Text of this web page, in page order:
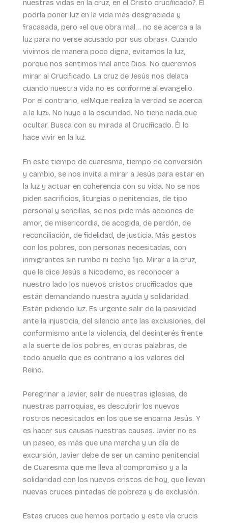
nuestras vidas en la cruz, en el Cristo crucificado?. Él
podría poner luz en la vida más desgraciada y
fracasada, pero «el que obra mal… no se acerca a la
luz para no verse acusado por sus obras». Cuando
vivimos de manera poco digna, evitamos la luz,
porque nos sentimos mal ante Dios. No queremos
mirar al Crucificado. La cruz de Jesús nos delata
cuando nuestra vida no es conforme al evangelio.
Por el contrario, «elMque realiza la verdad se acerca
a la luz». No huye a la oscuridad. No tiene nada que
ocultar. Busca con su mirada al Crucificado. Él lo
hace vivir en la luz.
En este tiempo de cuaresma, tiempo de conversión
y cambio, se nos invita a mirar a Jesús para estar en
la luz y actuar en coherencia con su vida. No se nos
piden sacrificios, liturgias o penitencias, de tipo
personal y sencillas, se nos pide más acciones de
amor, de misericordia, de acogida, de perdón, de
reconciliación, de fidelidad, de justicia. Más gestos
con los pobres, con personas necesitadas, con
inmigrantes sin rumbo ni techo fijo. Mirar a la cruz,
que le dice Jesús a Nicodemo, es reconocer a
nuestro lado los nuevos cristos crucificados que
están demandando nuestra ayuda y solidaridad.
Están pidiendo luz. Es urgente salir de la pasividad
ante la injusticia, del silencio ante las exclusiones, del
conformismo ante la violencia, del desinterés frente
a la suerte de los pobres, en otras palabras, de
todo aquello que es contrario a los valores del
Reino.
Peregrinar a Javier, salir de nuestras iglesias, de
nuestras parroquias, es descubrir los nuevos
rostros necesitados en los que se encarna Jesús. Y
es hacer sus causas nuestras causas. Javier no es
un paseo, es más que una marcha y un día de
excursión, Javier debe de ser un camino penitencial
de Cuaresma que me lleva al compromiso y a la
solidaridad con los nuevos cristos de hoy, que llevan
nuevas cruces pintadas de pobreza y de exclusión.
Estas cruces que hemos portado y este vía crucis